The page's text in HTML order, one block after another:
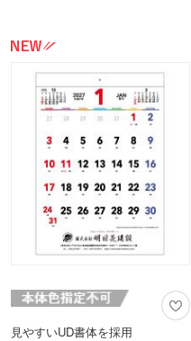
見やすいUD書体を採用